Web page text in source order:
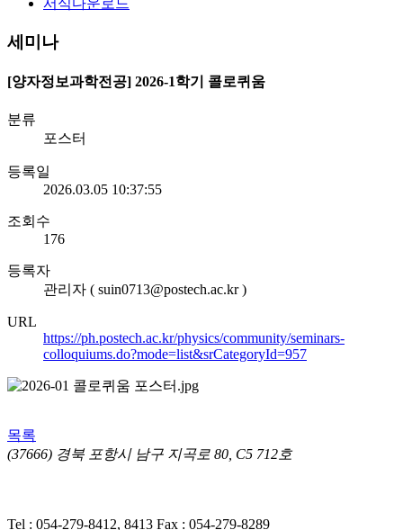
서식다운로드
세미나
[양자정보과학전공] 2026-1학기 콜로퀴움
분류
포스터
등록일
2026.03.05 10:37:55
조회수
176
등록자
관리자 ( suin0713@postech.ac.kr )
URL
https://ph.postech.ac.kr/physics/community/seminars-
colloquiums.do?mode=list&srCategoryId=957
목록
(37666) 경북 포항시 남구 지곡로 80, C5 712호
Tel : 054-279-8412, 8413 Fax : 054-279-8289